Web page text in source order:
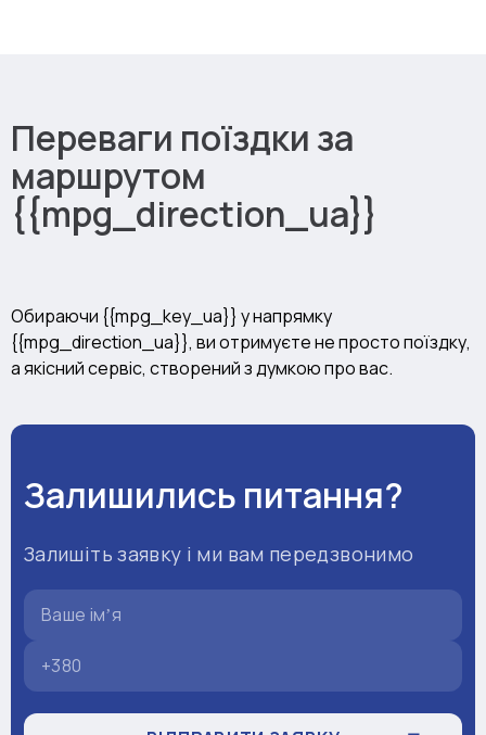
Переваги поїздки за
маршрутом
{{mpg_direction_ua}}
Обираючи {{mpg_key_ua}} у напрямку
{{mpg_direction_ua}}, ви отримуєте не просто поїздку,
а якісний сервіс, створений з думкою про вас.
Залишились питання?
Залишіть заявку і ми вам передзвонимо